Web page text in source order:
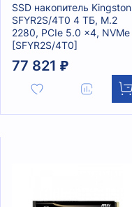
SSD накопитель Kingston
SFYR2S/4T0 4 ТБ, M.2
2280, PCIe 5.0 x4, NVMe
[SFYR2S/4T0]
77 821 ₽